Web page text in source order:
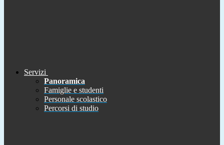
Servizi
Panoramica
Famiglie e studenti
Personale scolastico
Percorsi di studio